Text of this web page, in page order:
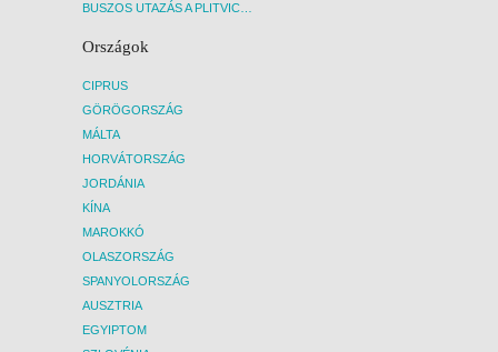
BUSZOS UTAZÁS A PLITVICEI-TAVAK NEMZETI PARKBA - BUDAPEST, BUSZ
Országok
CIPRUS
GÖRÖGORSZÁG
MÁLTA
HORVÁTORSZÁG
JORDÁNIA
KÍNA
MAROKKÓ
OLASZORSZÁG
SPANYOLORSZÁG
AUSZTRIA
EGYIPTOM